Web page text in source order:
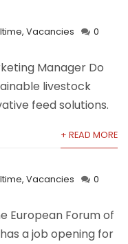
, Vacancies
0
Manager Do
livestock
feed solutions.
+ READ MORE
, Vacancies
0
European Forum of
a job opening for